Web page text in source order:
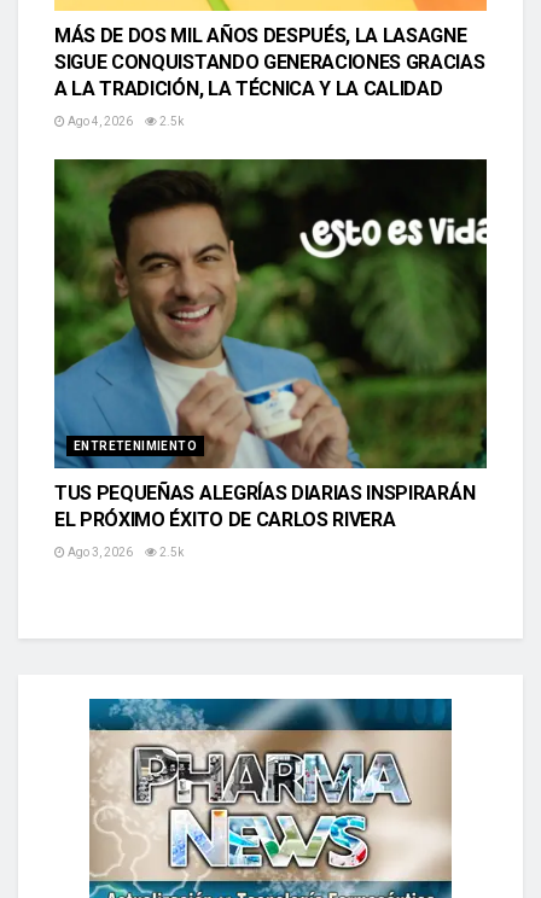
MÁS DE DOS MIL AÑOS DESPUÉS, LA LASAGNE
SIGUE CONQUISTANDO GENERACIONES GRACIAS
A LA TRADICIÓN, LA TÉCNICA Y LA CALIDAD
Ago 4, 2026 2.5k
ENTRETENIMIENTO
TUS PEQUEÑAS ALEGRÍAS DIARIAS INSPIRARÁN
EL PRÓXIMO ÉXITO DE CARLOS RIVERA
Ago 3, 2026 2.5k